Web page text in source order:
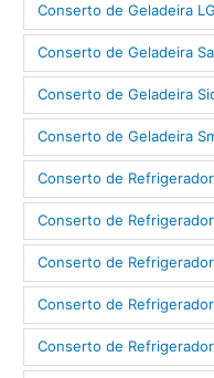
Conserto de Geladeira LG
Conserto de Geladeira
Conserto de Geladeira
Conserto de Geladeira
Conserto de
Conserto de
Conserto de
Conserto de Refrigerador
Conserto de